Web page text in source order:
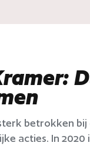
betrokken
acties. In